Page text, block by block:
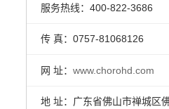
服务热线：400-822-3686
传 真：0757-81068126
网 址： www.chorohd.com
地 址：广东省佛山市禅城区